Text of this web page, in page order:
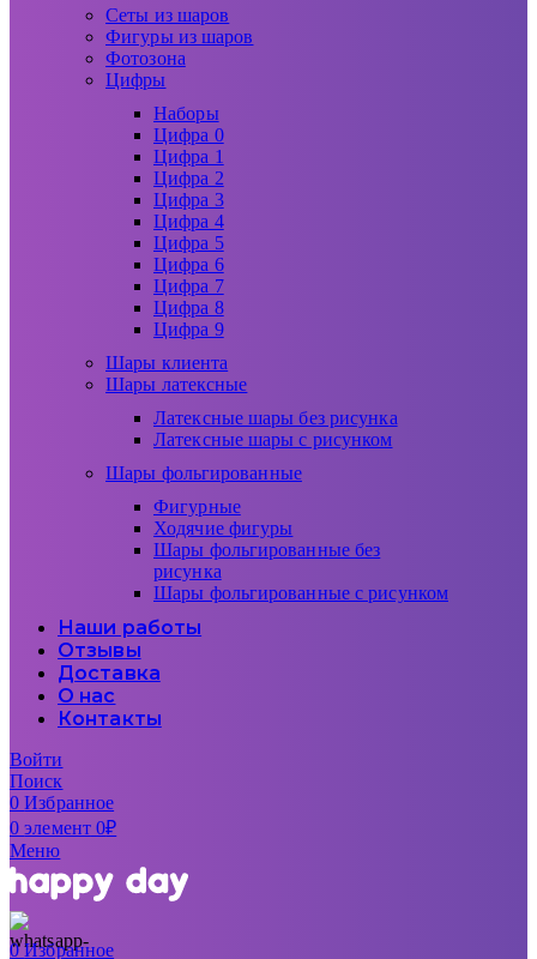
Сеты из шаров
Фигуры из шаров
Фотозона
Цифры
Наборы
Цифра 0
Цифра 1
Цифра 2
Цифра 3
Цифра 4
Цифра 5
Цифра 6
Цифра 7
Цифра 8
Цифра 9
Шары клиента
Шары латексные
Латексные шары без рисунка
Латексные шары с рисунком
Шары фольгированные
Фигурные
Ходячие фигуры
Шары фольгированные без
рисунка
Шары фольгированные с рисунком
Наши работы
Отзывы
Доставка
О нас
Контакты
Войти
Поиск
0Избранное
0элемент 0₽
Меню
0Избранное